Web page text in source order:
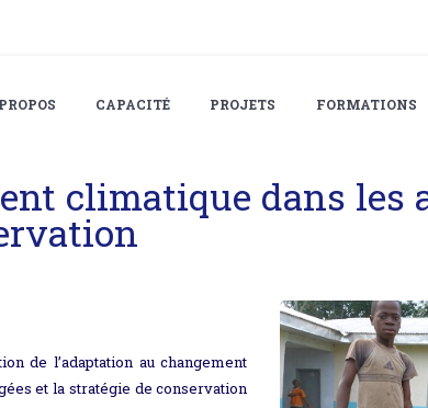
CAPACITÉ PROJETS FORMATIONS
climatique dans les
de l’adaptation au changement
et la stratégie de conservation